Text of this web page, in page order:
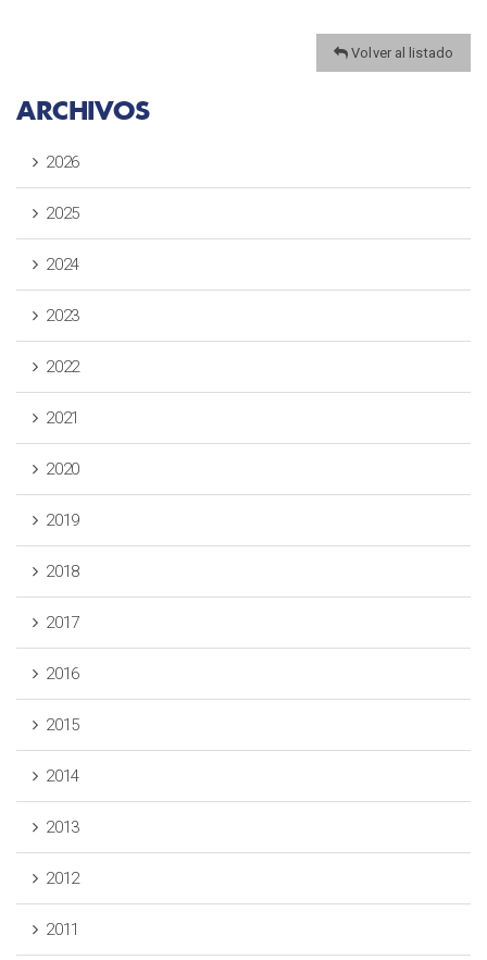
Volver al listado
ARCHIVOS
2026
2025
2024
2023
2022
2021
2020
2019
2018
2017
2016
2015
2014
2013
2012
2011